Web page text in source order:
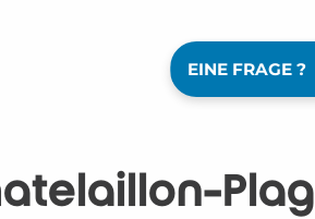
EINE FRAGE ?